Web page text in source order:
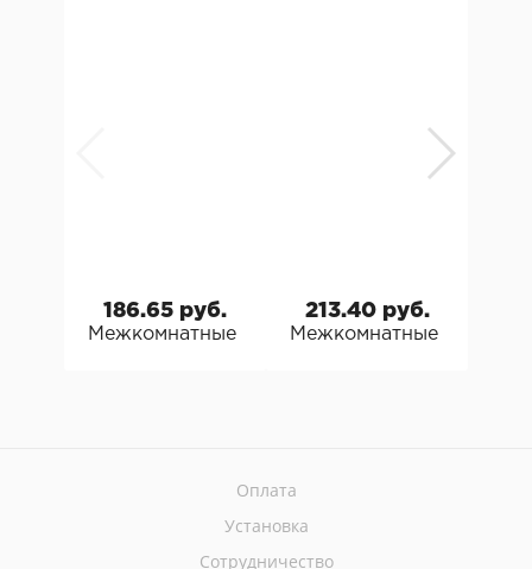
186.65 руб.
Межкомнатные двери Эльпорта Эмалит
213.40 руб.
Межкомнатные двери
Оплата
Установка
Сотрудничество